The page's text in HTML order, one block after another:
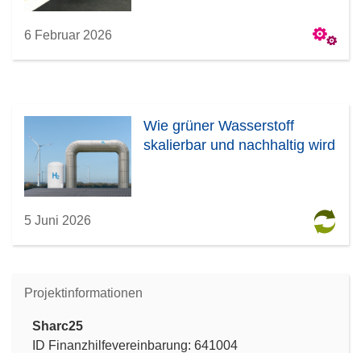
6 Februar 2026
Wie grüner Wasserstoff
skalierbar und nachhaltig wird
5 Juni 2026
Projektinformationen
Sharc25
ID Finanzhilfevereinbarung: 641004